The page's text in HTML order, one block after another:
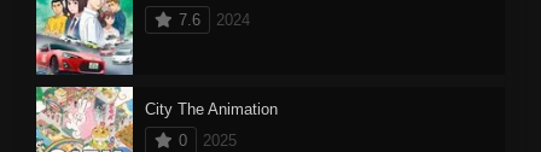
7.6
2024
City The Animation
0
2025